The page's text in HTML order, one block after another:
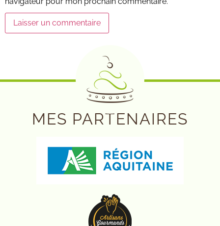
MES PARTENAIRES